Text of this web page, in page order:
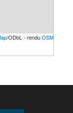
/ODbL - renduOSM France